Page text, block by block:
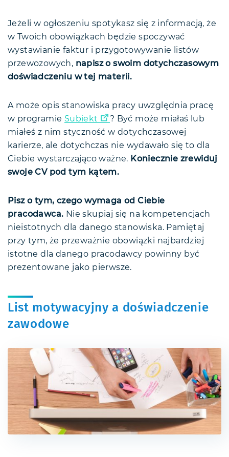
Jeżeli w ogłoszeniu spotykasz się z informacją, że
w Twoich obowiązkach będzie spoczywać
wystawianie faktur i przygotowywanie listów
przewozowych, napisz o swoim dotychczasowym
doświadczeniu w tej materii.
A może opis stanowiska pracy uwzględnia pracę
w programie Subiekt
? Być może miałaś lub
miałeś z nim styczność w dotychczasowej
karierze, ale dotychczas nie wydawało się to dla
Ciebie wystarczająco ważne. Koniecznie zrewiduj
swoje CV pod tym kątem.
Pisz o tym, czego wymaga od Ciebie
pracodawca. Nie skupiaj się na kompetencjach
nieistotnych dla danego stanowiska. Pamiętaj
przy tym, że przeważnie obowiązki najbardziej
istotne dla danego pracodawcy powinny być
prezentowane jako pierwsze.
List motywacyjny a doświadczenie
zawodowe